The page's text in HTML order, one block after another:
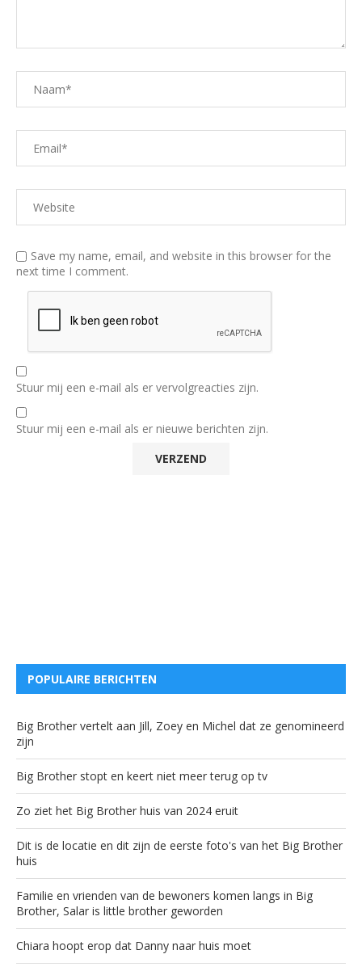
Save my name, email, and website in this browser for the
next time I comment.
Stuur mij een e-mail als er vervolgreacties zijn.
Stuur mij een e-mail als er nieuwe berichten zijn.
POPULAIRE BERICHTEN
Big Brother vertelt aan Jill, Zoey en Michel dat ze genomineerd
zijn
Big Brother stopt en keert niet meer terug op tv
Zo ziet het Big Brother huis van 2024 eruit
Dit is de locatie en dit zijn de eerste foto's van het Big Brother
huis
Familie en vrienden van de bewoners komen langs in Big
Brother, Salar is little brother geworden
Chiara hoopt erop dat Danny naar huis moet